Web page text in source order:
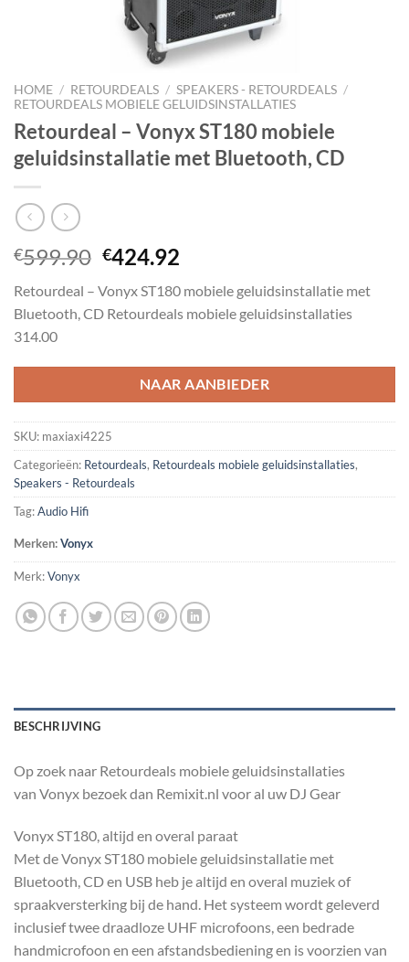
HOME / RETOURDEALS / SPEAKERS - RETOURDEALS /
RETOURDEALS MOBIELE GELUIDSINSTALLATIES
Retourdeal – Vonyx ST180 mobiele
geluidsinstallatie met Bluetooth, CD
€599.90 Oorspronkelijke
was:
€599.90.
€424.92
is:
€424.92.
Retourdeal – Vonyx ST180 mobiele geluidsinstallatie met
Bluetooth, CD Retourdeals mobiele geluidsinstallaties
314.00
NAAR AANBIEDER
SKU: maxiaxi4225
Categorieën: Retourdeals, Retourdeals mobiele geluidsinstallaties,
Speakers - Retourdeals
Tag:Audio Hifi
Merken:Vonyx
Merk:Vonyx
BESCHRIJVING
Op zoek naar Retourdeals mobiele geluidsinstallaties
van Vonyx bezoek dan Remixit.nl voor al uw DJ Gear
Vonyx ST180, altijd en overal paraat
Met de Vonyx ST180 mobiele geluidsinstallatie met
Bluetooth, CD en USB heb je altijd en overal muziek of
spraakversterking bij de hand. Het systeem wordt geleverd
inclusief twee draadloze UHF microfoons, een bedrade
handmicrofoon en een afstandsbediening en is voorzien van